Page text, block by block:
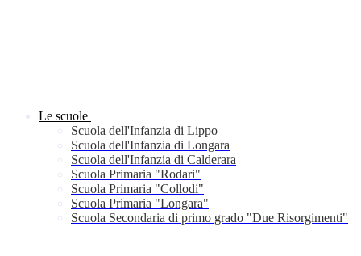
Le scuole
Scuola dell'Infanzia di Lippo
Scuola dell'Infanzia di Longara
Scuola dell'Infanzia di Calderara
Scuola Primaria "Rodari"
Scuola Primaria "Collodi"
Scuola Primaria "Longara"
Scuola Secondaria di primo grado "Due Risorgimenti"